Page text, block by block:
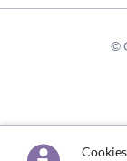
©